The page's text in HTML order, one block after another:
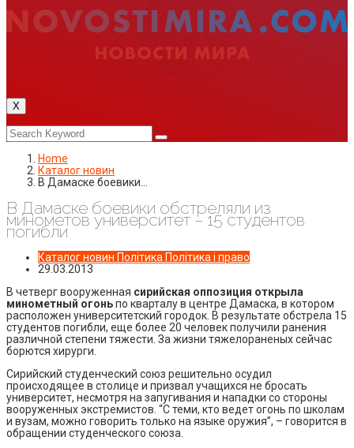
X
Home
Каталог новин
В Дамаске боевики…
В Дамаске боевики обстреляли из
минометов университет – 15 студентов
погибли
Каталог новин Політика Політика і право
29.03.2013
В четверг вооруженная сирийская оппозиция открыла
минометный огоньпо кварталу в центре Дамаска, в котором
расположен университетский городок. В результате обстрела 15
студентов погибли, еще более 20 человек получили ранения
различной степени тяжести. За жизни тяжелораненых сейчас
борются хирурги.
Сирийский студенческий союз решительно осудил
происходящее в столице и призвал учащихся не бросать
университет, несмотря на запугивания и нападки со стороны
вооруженных экстремистов. “С теми, кто ведет огонь по школам
и вузам, можно говорить только на языке оружия”, – говорится в
обращении студенческого союза.